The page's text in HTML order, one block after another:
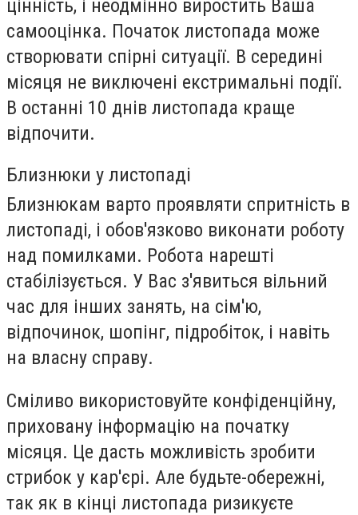
цінність, і неодмінно виростить Ваша
самооцінка. Початок листопада може
створювати спірні ситуації. В середині
місяця не виключені екстримальні події.
В останні 10 днів листопада краще
відпочити.
Близнюки у листопаді
Близнюкам варто проявляти спритність в
листопаді, і обов'язково виконати роботу
над помилками. Робота нарешті
стабілізується. У Вас з'явиться вільний
час для інших занять, на сім'ю,
відпочинок, шопінг, підробіток, і навіть
на власну справу.
Сміливо використовуйте конфіденційну,
приховану інформацію на початку
місяця. Це дасть можливість зробити
стрибок у кар'єрі. Але будьте-обережні,
так як в кінці листопада ризикуєте